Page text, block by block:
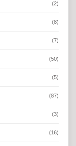
(2)
(8)
(7)
(50)
(5)
(87)
(3)
(16)